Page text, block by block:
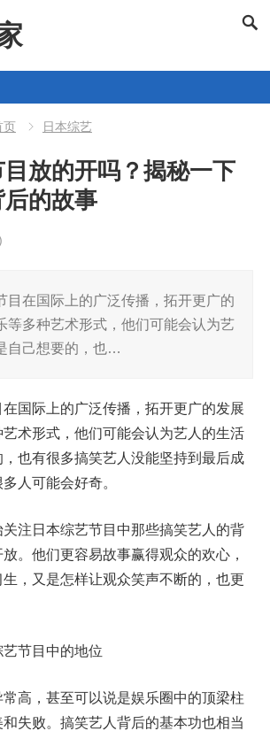
页 日本综艺
目放的开吗？揭秘一下
的故事
目在国际上的广泛传播，拓开更广的
等多种艺术形式，他们可能会认为艺
自己想要的，也…
国际上的广泛传播，拓开更广的发展
术形式，他们可能会认为艺人的生活
也有很多搞笑艺人没能坚持到最后成
人可能会好奇。
注日本综艺节目中那些搞笑艺人的背
。他们更容易故事赢得观众的欢心，
，又是怎样让观众笑声不断的，也更
节目中的地位
高，甚至可以说是娱乐圈中的顶梁柱
失败。搞笑艺人背后的基本功也相当